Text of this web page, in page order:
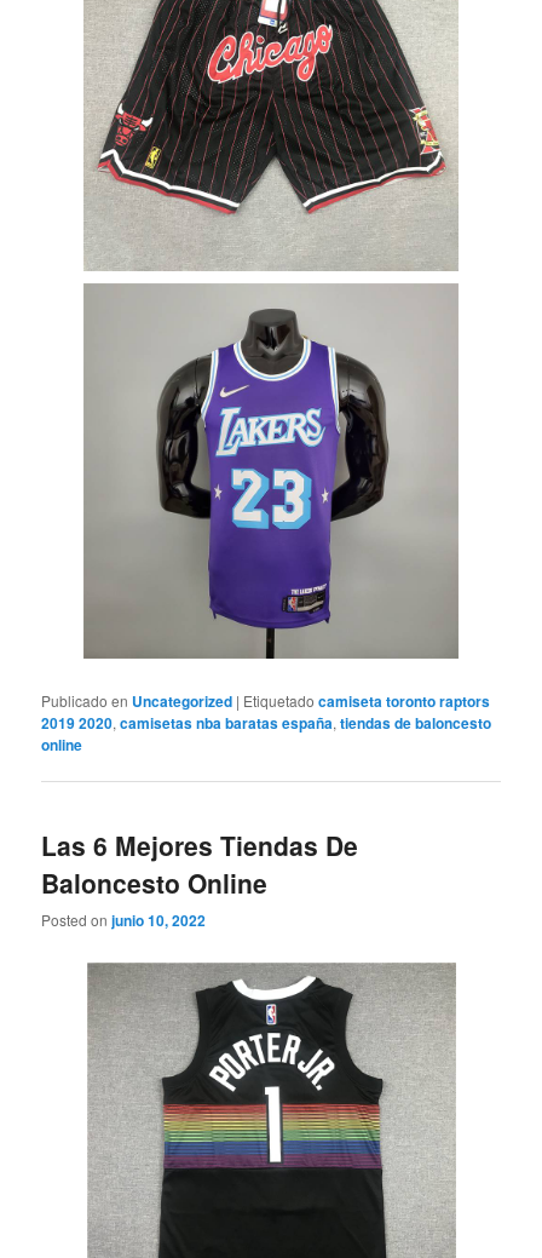
Publicado en Uncategorized | Etiquetado camiseta toronto raptors
2019 2020,camisetas nba baratas españa,tiendas de baloncesto
online
Las 6 Mejores Tiendas De
Baloncesto Online
Posted onjunio 10, 2022